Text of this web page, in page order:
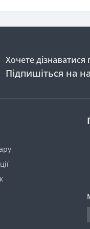
Хочете
Підпишіться на